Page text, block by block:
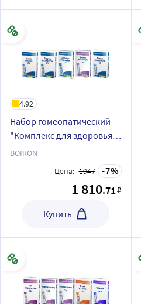
4.92
Набор гомеопатический
"Комплекс для здоровья
волос"
BOIRON
Цена: 1947 7
1 810.71₽
Купить